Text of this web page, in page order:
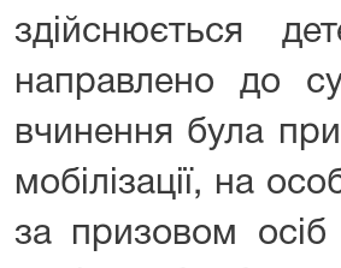
здійснюється
направлено до
вчинення була
мобілізації, на
за призовом осіб